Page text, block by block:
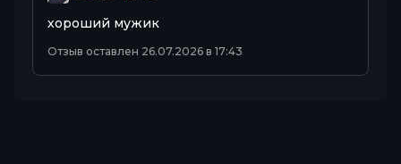
хороший мужик
Отзыв оставлен 26.07.2026 в 17:43